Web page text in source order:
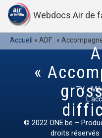
Webdocs Air de
Accueil » ADF : «
«
TV
© 2022 ONE.be –
droits réservés